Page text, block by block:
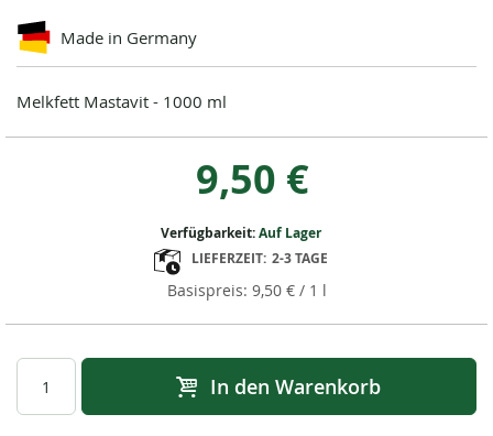
Made in Germany
Melkfett Mastavit - 1000 ml
9,50 €
9,50 €/ 1 l
Verfügbarkeit:Auf Lager
LIEFERZEIT: 2-3 TAGE
In den Warenkorb